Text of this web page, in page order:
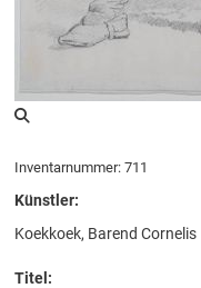
Inventarnummer: 711
Künstler:
Koekkoek, Barend Cornelis
Titel: